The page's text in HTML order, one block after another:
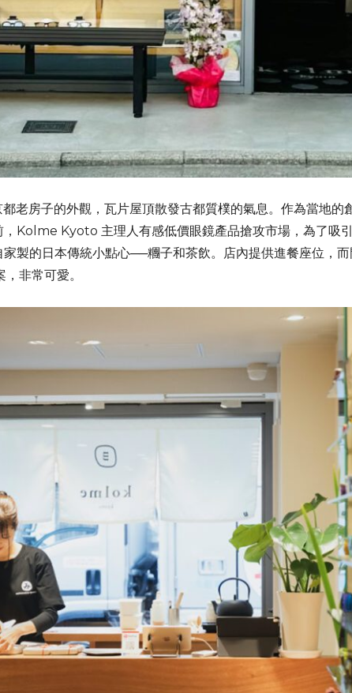
都老房子的外觀，瓦片屋頂散發古都質樸的氣息。作為當地
Kolme Kyoto 主理人有感低價眼鏡產品搶攻市場，為了吸
製的日本傳統小點心──糰子和茶飲。店內提供進餐座位，
非常可愛。